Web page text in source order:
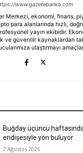
www.gazetebanka.com
Merkezi, ekonomi, finans,
para alanlarında hızlı,
yayın ekibidir.
ve güvenilir kaynaklardan
ulaştırmayı
Buğday üçüncü
endişesiyle yön buluyor
7 Ağustos 2026